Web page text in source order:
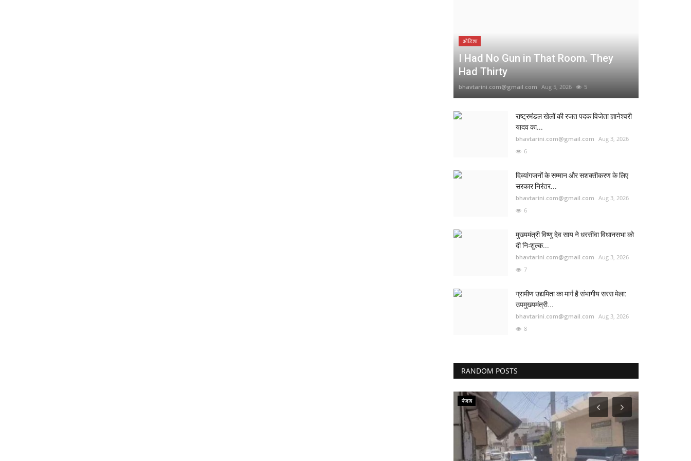
ओडिशा
I Had No Gun in That Room. They
Had Thirty
bhavtarini.com@gmail.com Aug 5, 2026 5
राष्ट्रमंडल खेलों की रजत पदक विजेता ज्ञानेश्वरी
यादव का...
bhavtarini.com@gmail.com Aug 3, 2026
6
दिव्यांगजनों के सम्मान और सशक्तीकरण के लिए
सरकार निरंतर...
bhavtarini.com@gmail.com Aug 3, 2026
6
मुख्यमंत्री विष्णु देव साय ने धरसींवा विधानसभा को
दी निःशुल्क...
bhavtarini.com@gmail.com Aug 3, 2026
7
ग्रामीण उद्यमिता का मार्ग है संभागीय सरस मेला:
उपमुख्यमंत्री...
bhavtarini.com@gmail.com Aug 3, 2026
8
RANDOM POSTS
पंजाब